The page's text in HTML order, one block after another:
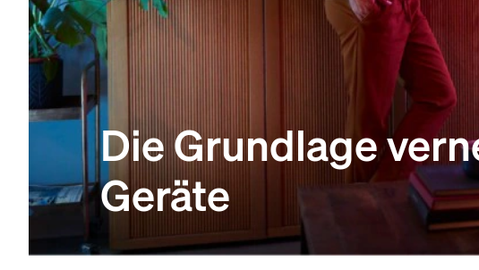
Die Grundlage
Geräte